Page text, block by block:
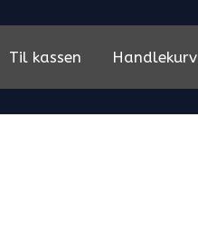
Til kassen Handlekurv